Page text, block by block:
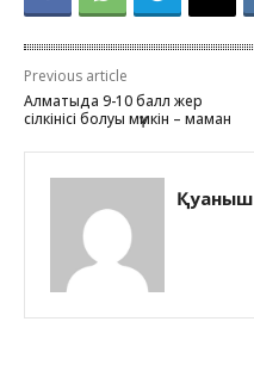
Previous article
Алматыда 9-10 балл жер
сілкінісі болуы мүмкін – маман
Қуаныш